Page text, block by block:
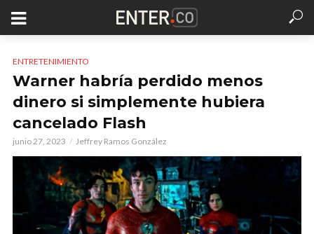
ENTRETENIMIENTO
Warner habría perdido menos
dinero si simplemente hubiera
cancelado Flash
junio 27, 2023 Jeffrey Ramos González